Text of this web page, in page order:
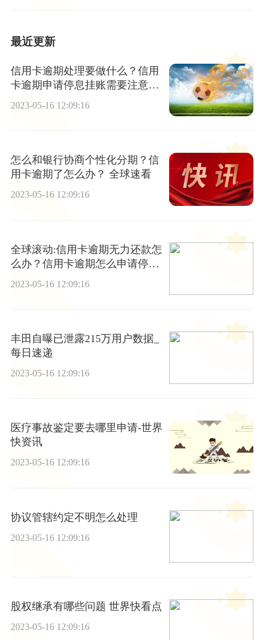
最近更新
信用卡逾期处理要做什么？信用
卡逾期申请停息挂账需要注意什
2023-05-16 12:09:16
怎么和银行协商个性化分期？信
用卡逾期了怎么办？ 全球速看
2023-05-16 12:09:16
全球滚动:信用卡逾期无力还款怎
么办？信用卡逾期怎么申请停息
2023-05-16 12:09:16
丰田自曝已泄露215万用户数据_
每日速递
2023-05-16 12:09:16
医疗事故鉴定要去哪里申请-世界
快资讯
2023-05-16 12:09:16
协议管辖约定不明怎么处理
2023-05-16 12:09:16
股权继承有哪些问题 世界快看点
2023-05-16 12:09:16